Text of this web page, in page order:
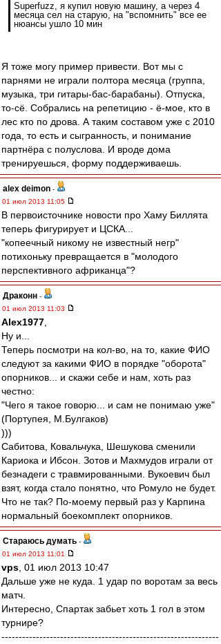
Superfuzz, я купил новую машину, а через 4
месяца сел на старую, на "вспомнить" все ее
нюансы ушло 10 мин
Я тоже могу пример привести. Вот мы с
парнями не играли полтора месяца (группа,
музыка, три гитары-бас-барабаны). Отпуска,
то-сё. Собрались на репетицию - ё-мое, кто в
лес кто по дрова. А таким составом уже с 2010
года, то есть и сыгранность, и понимание
партнёра с полуслова. И вроде дома
тренируешься, форму поддерживаешь.
alex deimon -
01 июл 2013 11:05
В первоисточнике новости про Хаму Биллята
теперь фигурирует и ЦСКА...
"копеечный никому не известный негр"
потихоньку превращается в "молодого
перспективного африканца"?
Драконн -
01 июл 2013 11:03
Alex1977
Ну и...
Теперь посмотри на кол-во, на то, какие ФИО
следуют за какими ФИО в порядке "оборота"
опорников... и скажи себе и нам, хоть раз
честно:
"Чего я такое говорю... и сам не понимаю уже"
(Портупея, М.Булгаков)
)))
Сабитова, Ковальчука, Шешукова сменили
Кариока и Ибсон. Зотов и Махмудов играли от
безнадеги с травмированными. Вукоевич был
взят, когда стало понятно, что Ромуло не будет.
Что не так? По-моему первый раз у Карпина
нормальный боекомплект опорников.
Стараюсь думать -
01 июл 2013 11:01
vps , 01 июл 2013 10:47
Дальше уже не куда. 1 удар по воротам за весь
матч.
Интересно, Спартак забьет хоть 1 гол в этом
турнире?
---------------------------------------------------------------